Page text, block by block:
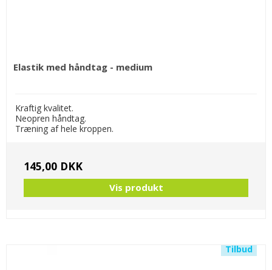
Elastik med håndtag - medium
Kraftig kvalitet.
Neopren håndtag.
Træning af hele kroppen.
145,00 DKK
Vis produkt
Tilbud